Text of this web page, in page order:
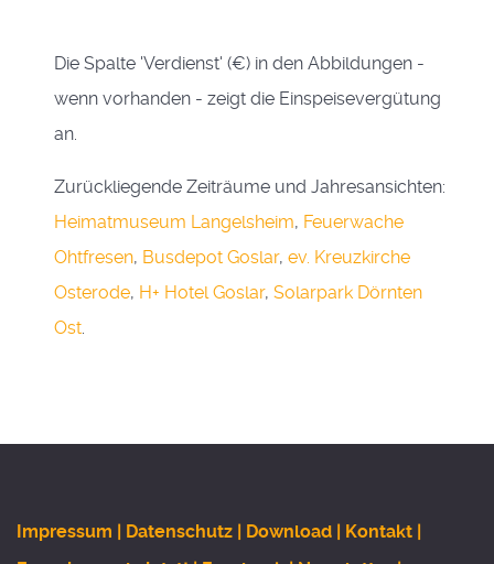
Die Spalte 'Verdienst' (€) in den Abbildungen -
wenn vorhanden - zeigt die Einspeisevergütung
an.
Zurückliegende Zeiträume und Jahresansichten:
Heimatmuseum Langelsheim, Feuerwache
Ohtfresen, Busdepot Goslar, ev. Kreuzkirche
Osterode, H+ Hotel Goslar, Solarpark Dörnten
Ost.
Impressum | Datenschutz | Download |
Kontakt |